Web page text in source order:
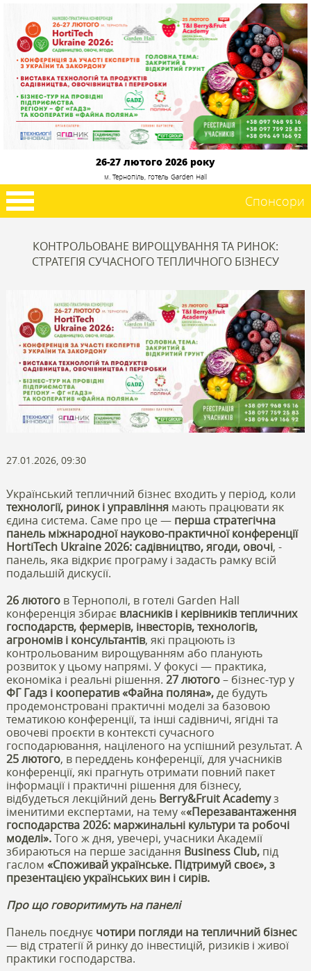
26-27 лютого 2026 року
м. Тернопіль, готель Garden Hall
Спонсори
КОНТРОЛЬОВАНЕ ВИРОЩУВАННЯ ТА РИНОК:
СТРАТЕГІЯ СУЧАСНОГО ТЕПЛИЧНОГО БІЗНЕСУ
27.01.2026, 09:30
Український тепличний бізнес входить у період, коли
технології, ринок і управліннямають працювати як
єдина система. Саме про це — перша стратегічна
панель міжнародної науково-практичної конференції
HortiTech Ukraine 2026: садівництво, ягоди, овочі, -
панель, яка відкриє програму і задасть рамку всій
подальшій дискусії.
26 лютогов Тернополі, в готелі Garden Hall
конференція збирає власників і керівників тепличних
господарств, фермерів, інвесторів, технологів,
агрономів і консультантів, які працюють із
контрольованим вирощуванням або планують
розвиток у цьому напрямі. У фокусі — практика,
економіка і реальні рішення. 27 лютого– бізнес-тур у
ФГ Гадз і кооператив «Файна поляна»,де будуть
продемонстровані практичні моделі за базовою
тематикою конференції, та інші садівничі, ягідні та
овочеві проєкти в контексті сучасного
господарювання, націленого на успішний результат. А
25 лютого, в переддень конференції, для учасників
конференції, які прагнуть отримати повний пакет
інформації і практичні рішення для бізнесу,
відбудеться лекційний день Berry&Fruit Academyз
іменитими експертами, на тему ««Перезавантаження
господарства 2026: маржинальні культури та робочі
моделі».Того ж дня, увечері, учасники Академії
збираються на перше засідання Business Club, під
гаслом «Споживай українське. Підтримуй своє», з
презентацією українських вин і сирів.
Про що говоритимуть на панелі
Панель поєднує чотири погляди на тепличний бізнес
— від стратегії й ринку до інвестицій, ризиків і живої
практики господарства.